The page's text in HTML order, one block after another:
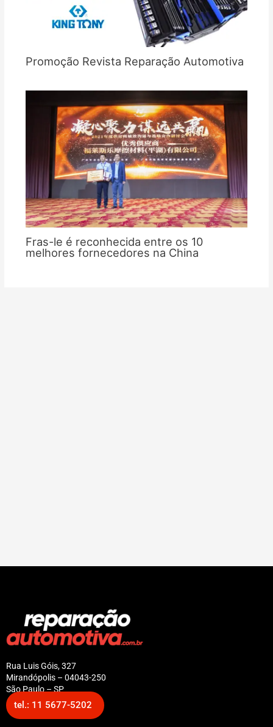
Promoção Revista Reparação Automotiva
Fras-le é reconhecida entre os 10
melhores fornecedores na China
Rua Luis Góis, 327
Mirandópolis – 04043-250
São Paulo – SP
tel.: 11 5677-5202